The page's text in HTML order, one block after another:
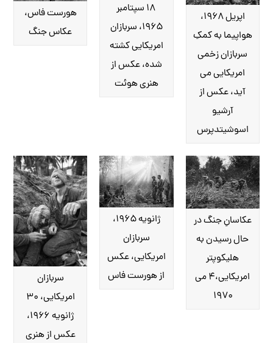
هورست فاس،
عکاس جنگ
۱۸ سپتامبر
۱۹۶۵، سربازان
امریکایی کشته
شده، عکس از
هنری هوئت
اپریل ۱۹۶۸،
هواپیما به کمکِ
سربازان زخمی
امریکایی می
آید، عکس از
آرشیو
اسوشیتدپرس
سربازان
امریکایی، ۳۰
ژانویه ۱۹۶۶،
عکس از هنری
ژانویه ۱۹۶۵،
سربازان
امریکایی، عکس
از هورست فاس
عکاسانِ جنگ در
حال رسیدن به
هلی‎کوپتر
امریکایی،۴ می
۱۹۷۰